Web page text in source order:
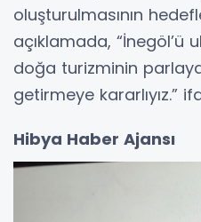
oluşturulmasının
açıklamada, “İnegöl’ü
doğa turizminin
getirmeye kararlıyız.”
Hibya Haber Ajansı